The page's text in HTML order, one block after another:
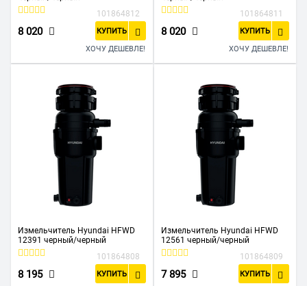
101864812
8 020 КУПИТЬ
ХОЧУ ДЕШЕВЛЕ!
101864811
8 020 КУПИТЬ
ХОЧУ ДЕШЕВЛЕ!
Измельчитель Hyundai HFWD
12391 черный/черный
101864808
8 195 КУПИТЬ
Измельчитель Hyundai HFWD
12561 черный/черный
101864809
7 895 КУПИТЬ